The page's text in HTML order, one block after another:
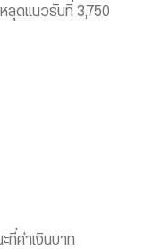
ลุดแนวรับที่ 3,750
ที่ค่าเงินบาท